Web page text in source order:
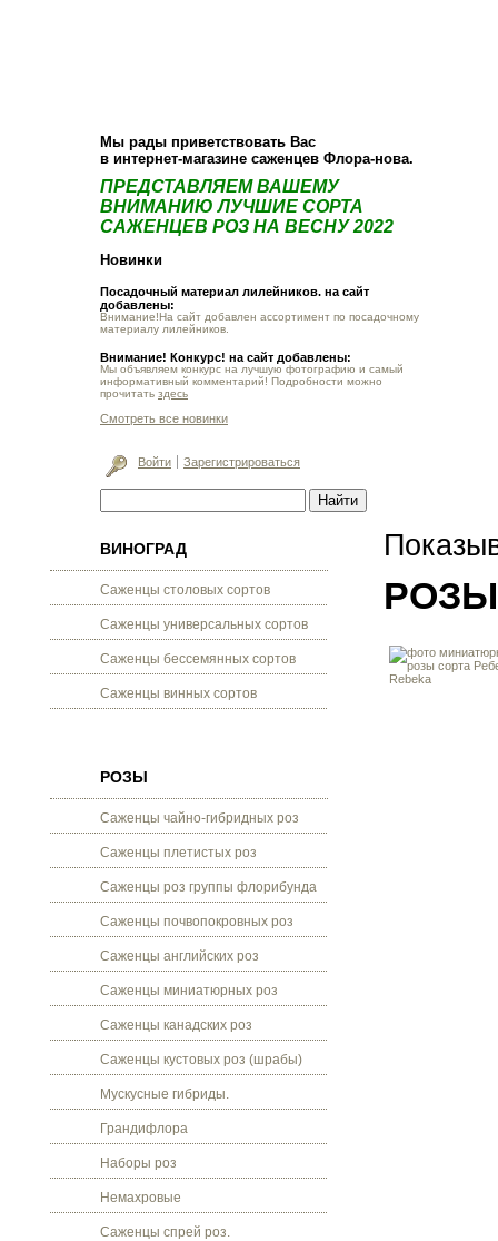
Мы рады приветствовать Вас
в интернет-магазине саженцев Флора-нова.
ПРЕДСТАВЛЯЕМ ВАШЕМУ
ВНИМАНИЮ ЛУЧШИЕ СОРТА
САЖЕНЦЕВ РОЗ НА ВЕСНУ 2022
Новинки
Посадочный материал лилейников. на сайт
добавлены:
Внимание!На сайт добавлен ассортимент по посадочному
материалу лилейников.
Внимание! Конкурс! на сайт добавлены:
Мы объявляем конкурс на лучшую фотографию и самый
информативный комментарий! Подробности можно
прочитать здесь
Смотреть все новинки
Войти Зарегистрироваться
ВИНОГРАД
Саженцы столовых сортов
Саженцы универсальных сортов
Саженцы бессемянных сортов
Саженцы винных сортов
РОЗЫ
Саженцы чайно-гибридных роз
Саженцы плетистых роз
Саженцы роз группы флорибунда
Саженцы почвопокровных роз
Саженцы английских роз
Саженцы миниатюрных роз
Саженцы канадских роз
Саженцы кустовых роз (шрабы)
Мускусные гибриды.
Грандифлора
Наборы роз
Немахровые
Саженцы спрей роз.
РОЗЫ